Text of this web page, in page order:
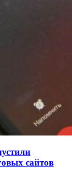
стартует
пройдёт
народов
сайтов